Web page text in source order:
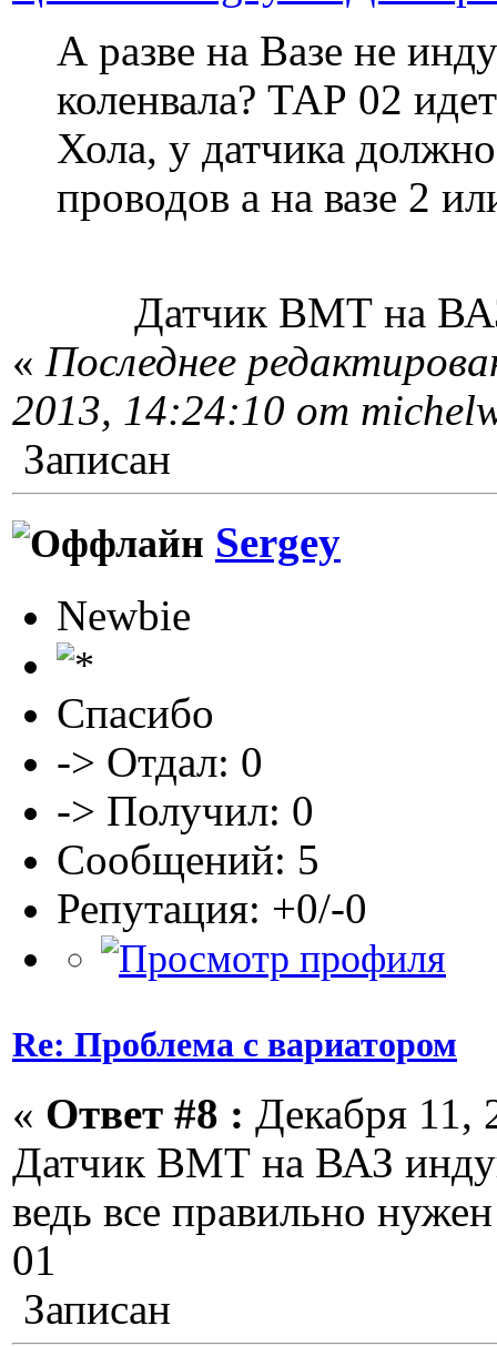
А разве на Вазе не
коленвала? ТАР 02
Хола, у датчика
проводов а на вазе 2
Датчик ВМТ на ВАЗ
« Последнее
2013, 14:24:10 от
Записан
Sergey
Newbie
Спасибо
-> Отдал: 0
-> Получил: 0
Сообщений: 5
Репутация: +0/-0
Re: Проблема с вариатором
« Ответ #8 : Декабря 11,
Датчик ВМТ на ВАЗ
ведь все правильно
01
Записан